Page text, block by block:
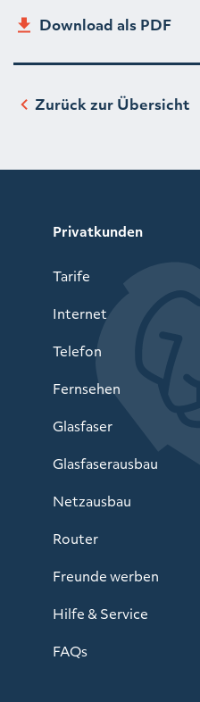
Download als PDF
Zurück zur Übersicht
Privatkunden
Tarife
Internet
Telefon
Fernsehen
Glasfaser
Glasfaserausbau
Netzausbau
Router
Freunde werben
Hilfe & Service
FAQs